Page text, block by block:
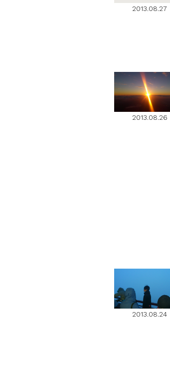
2013.08.27
2013.08.26
2013.08.24